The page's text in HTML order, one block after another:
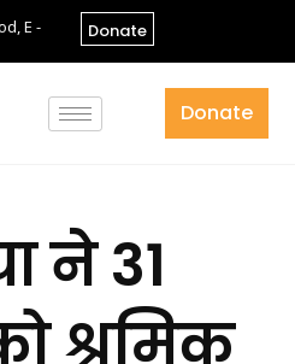
E - Donate
Donate
ने 31
श्रमिक